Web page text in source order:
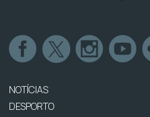
NOTÍCIAS
DESPORTO